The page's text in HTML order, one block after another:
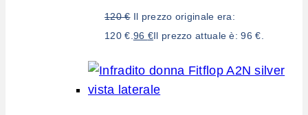
120€ Il prezzo originale era:
120 €. 96 €Il prezzo attuale è: 96 €.